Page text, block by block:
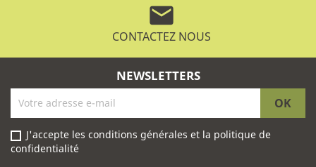
mail
CONTACTEZ NOUS
NEWSLETTERS
J'accepte les conditions générales et la politique de
confidentialité